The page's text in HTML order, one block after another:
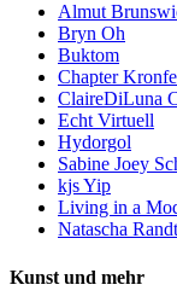
Almut
Bryn Oh
Buktom
Chapter
ClaireDiLuna
Echt Virtuell
Hydorgol
Sabine Joey
kjs Yip
Living in a
Natascha Randt
Kunst und mehr